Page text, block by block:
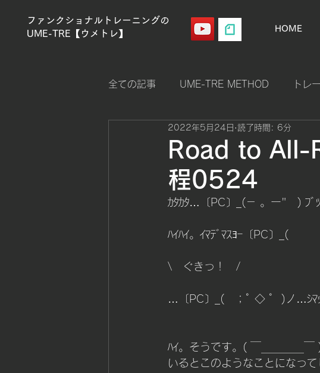
ファンクショナルトレーニングの
UME-TRE【ウメトレ】
HOME
全ての記事 UME-TRE METHOD トレ
ストレングス（筋力強化） プライオメ
クロスフィットゲームス
メンタルコントロール
Road to All-
程0524
2022年5月24日 読了時間: 6分
ｶﾀｶﾀ…〔PC〕_(－ 。ー"   ) ﾌ
ﾊｲﾊｲ。ｲﾏﾃﾞﾏｽﾖｰ〔PC〕_(　
\　ぐきっ！　/
…〔PC〕_(　；ﾟ ◇ ﾟ  )ノ…ｼ
ﾊｲ。そうです。( ￣＿＿＿＿
いるとこのようなことになっ